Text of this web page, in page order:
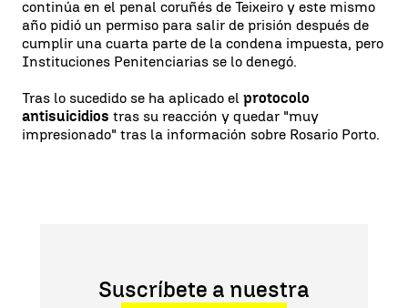
continúa en el penal coruñés de Teixeiro y este mismo
año pidió un permiso para salir de prisión después de
cumplir una cuarta parte de la condena impuesta, pero
Instituciones Penitenciarias se lo denegó.
Tras lo sucedido se ha aplicado el protocolo
antisuicidios tras su reacción y quedar "muy
impresionado" tras la información sobre Rosario Porto.
Suscríbete a nuestra